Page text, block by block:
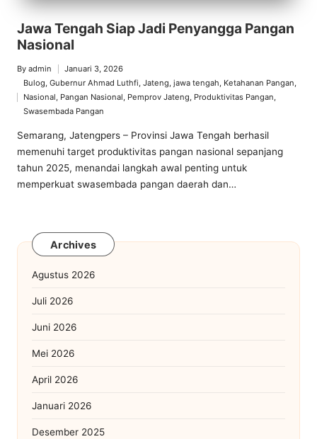
Jawa Tengah Siap Jadi Penyangga Pangan
Nasional
Posted
By admin Januari 3, 2026
in
Bulog,Gubernur Ahmad Luthfi,Jateng,jawa tengah, Ketahanan Pangan,
Nasional, Pangan Nasional, Pemprov Jateng, Produktivitas Pangan,
Swasembada Pangan
Semarang, Jatengpers – Provinsi Jawa Tengah berhasil
memenuhi target produktivitas pangan nasional sepanjang
tahun 2025, menandai langkah awal penting untuk
memperkuat swasembada pangan daerah dan…
Archives
Agustus 2026
Juli 2026
Juni 2026
Mei 2026
April 2026
Januari 2026
Desember 2025